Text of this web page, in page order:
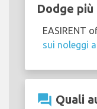
Dodge più
EASIRENT
sui noleggi
question_answer Quali